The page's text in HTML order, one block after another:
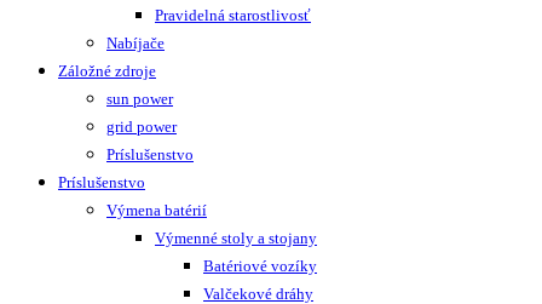
Pravidelná starostlivosť
Nabíjače
Záložné zdroje
sun power
grid power
Príslušenstvo
Príslušenstvo
Výmena batérií
Výmenné stoly a stojany
Batériové vozíky
Valčekové dráhy